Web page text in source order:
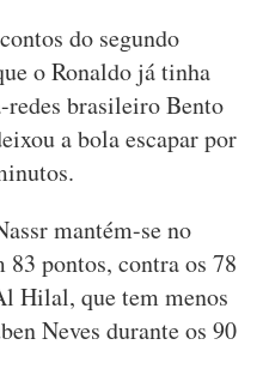
do segundo
o Ronaldo já tinha
brasileiro Bento
a bola escapar por
mantém-se no
pontos, contra os 78
Hilal, que tem menos
Neves durante os 90